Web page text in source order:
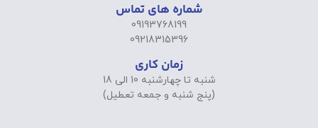
شماره های تماس
09193768199
09218315396
زمان کاری
شنبه تا چهارشنبه 10 الی 18
(پنج شنبه و جمعه تعطیل)